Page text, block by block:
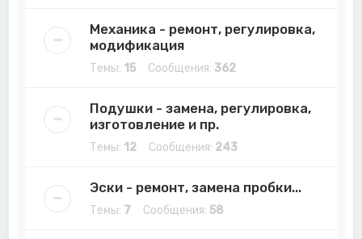
Механика - ремонт, регулировка,
модификация
Темы: 15 Сообщения: 362
Подушки - замена, регулировка,
изготовление и пр.
Темы: 12 Сообщения: 243
Эски - ремонт, замена пробки...
Темы: 7 Сообщения: 58